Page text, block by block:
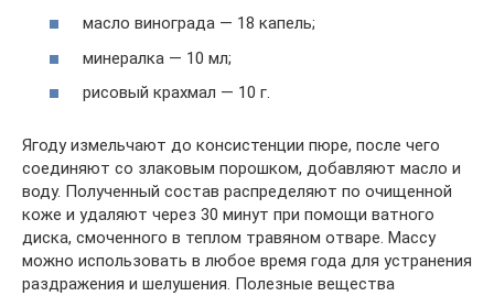
масло винограда — 18 капель;
минералка — 10 мл;
рисовый крахмал — 10 г.
Ягоду измельчают до консистенции пюре, после чего
соединяют со злаковым порошком, добавляют масло и
воду. Полученный состав распределяют по очищенной
коже и удаляют через 30 минут при помощи ватного
диска, смоченного в теплом травяном отваре. Массу
можно использовать в любое время года для устранения
раздражения и шелушения. Полезные вещества